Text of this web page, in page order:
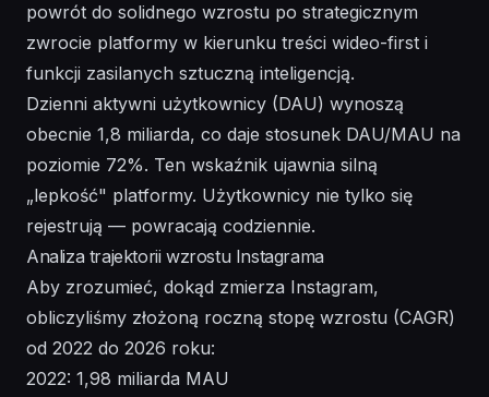
powrót do solidnego wzrostu po strategicznym
zwrocie platformy w kierunku treści wideo-first i
funkcji zasilanych sztuczną inteligencją.
Dzienni aktywni użytkownicy (DAU) wynoszą
obecnie 1,8 miliarda, co daje stosunek DAU/MAU na
poziomie 72%. Ten wskaźnik ujawnia silną
„lepkość" platformy. Użytkownicy nie tylko się
rejestrują — powracają codziennie.
Analiza trajektorii wzrostu Instagrama
Aby zrozumieć, dokąd zmierza Instagram,
obliczyliśmy złożoną roczną stopę wzrostu (CAGR)
od 2022 do 2026 roku:
2022: 1,98 miliarda MAU